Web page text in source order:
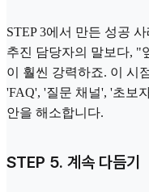
STEP 3에서 만든 성공
추진 담당자의 말보다, "
이 훨씬 강력하죠. 이 시
'FAQ', '질문 채널', '초보
안을 해소합니다.
STEP 5. 계속 다듬기